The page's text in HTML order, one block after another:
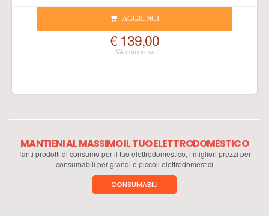
AGGIUNGI
€ 139,00
MANTIENI AL MASSIMO IL TUO ELETTRODOMESTICO
Tanti prodotti di consumo per il tuo elettrodomestico, i migliori prezzi per
consumabili per grandi e piccoli elettrodomestici
CONSUMABILI